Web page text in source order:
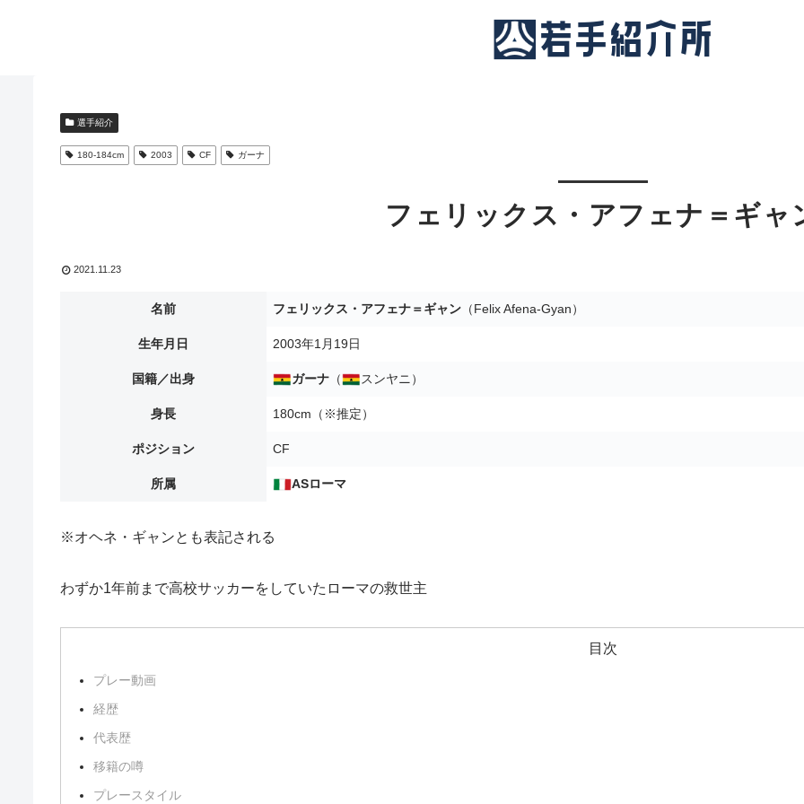
選手紹介
180-184cm 2003 CF ガーナ
フェリックス・アフェナ＝ギャ
2021.11.23
名前 フェリックス・アフェナ＝ギャン （Felix Afena-Gyan）
生年月日 2003年1月19日
国籍／出身 ガーナ （ スンヤニ）
身長 180cm（※推定）
ポジション CF
所属 ASローマ
※オヘネ・ギャンとも表記される
わずか1年前まで高校サッカーをしていたローマの救世主
目次
プレー動画
経歴
代表歴
移籍の噂
プレースタイル